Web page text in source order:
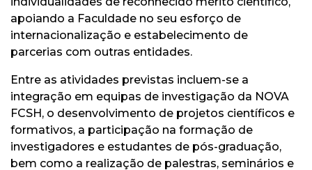
apoiando a Faculdade no seu esforço de
internacionalização e estabelecimento de
parcerias com outras entidades.
Entre as atividades previstas incluem-se a
integração em equipas de investigação da NOVA
FCSH, o desenvolvimento de projetos científicos e
formativos, a participação na formação de
investigadores e estudantes de pós-graduação,
bem como a realização de palestras, seminários e